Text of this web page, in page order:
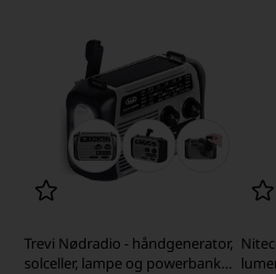
Trevi Nødradio - håndgenerator,
solceller, lampe og powerbank